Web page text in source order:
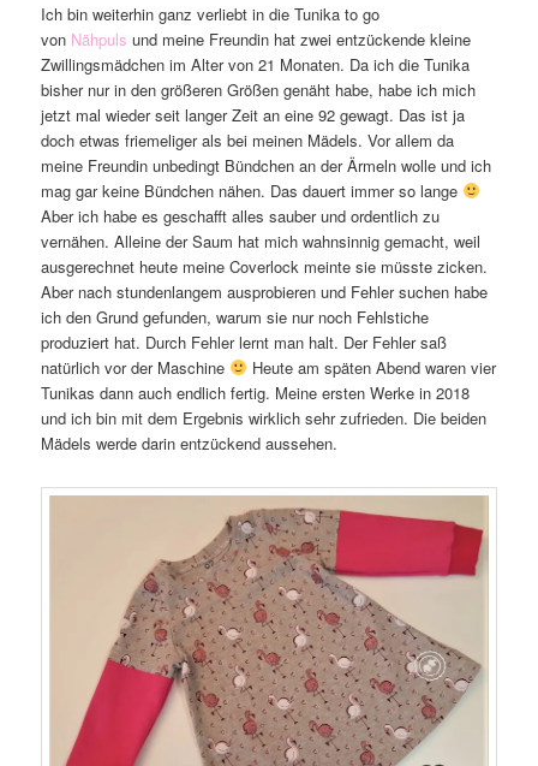
Ich bin weiterhin ganz verliebt in die Tunika to go
von Nähpuls und meine Freundin hat zwei entzückende kleine
Zwillingsmädchen im Alter von 21 Monaten. Da ich die Tunika
bisher nur in den größeren Größen genäht habe, habe ich mich
jetzt mal wieder seit langer Zeit an eine 92 gewagt. Das ist ja
doch etwas friemeliger als bei meinen Mädels. Vor allem da
meine Freundin unbedingt Bündchen an der Ärmeln wolle und ich
mag gar keine Bündchen nähen. Das dauert immer so lange
Aber ich habe es geschafft alles sauber und ordentlich zu
vernähen. Alleine der Saum hat mich wahnsinnig gemacht, weil
ausgerechnet heute meine Coverlock meinte sie müsste zicken.
Aber nach stundenlangem ausprobieren und Fehler suchen habe
ich den Grund gefunden, warum sie nur noch Fehlstiche
produziert hat. Durch Fehler lernt man halt. Der Fehler saß
natürlich vor der Maschine
Heute am späten Abend waren vier
Tunikas dann auch endlich fertig. Meine ersten Werke in 2018
und ich bin mit dem Ergebnis wirklich sehr zufrieden. Die beiden
Mädels werde darin entzückend aussehen.